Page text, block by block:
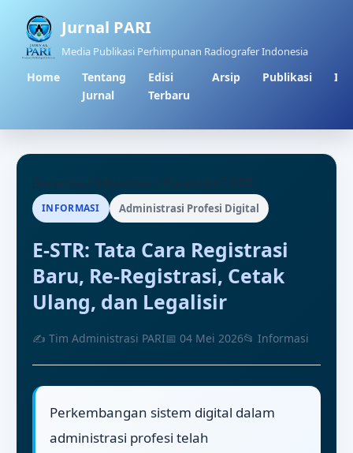
Jurnal PARI
Media Publikasi Perhimpunan Radiografer Indonesia
Home
Tentang
Jurnal
Edisi
Terbaru
Arsip Publikasi
Beranda / Informasi / Panduan E-STR
INFORMASI Administrasi Profesi Digital
E-STR: Tata Cara Registrasi
Baru, Re-Registrasi, Cetak
Ulang, dan Legalisir
✍ Tim Administrasi PARI📅 04 Mei 2026📂 Informasi
Perkembangan sistem digital dalam
administrasi profesi telah